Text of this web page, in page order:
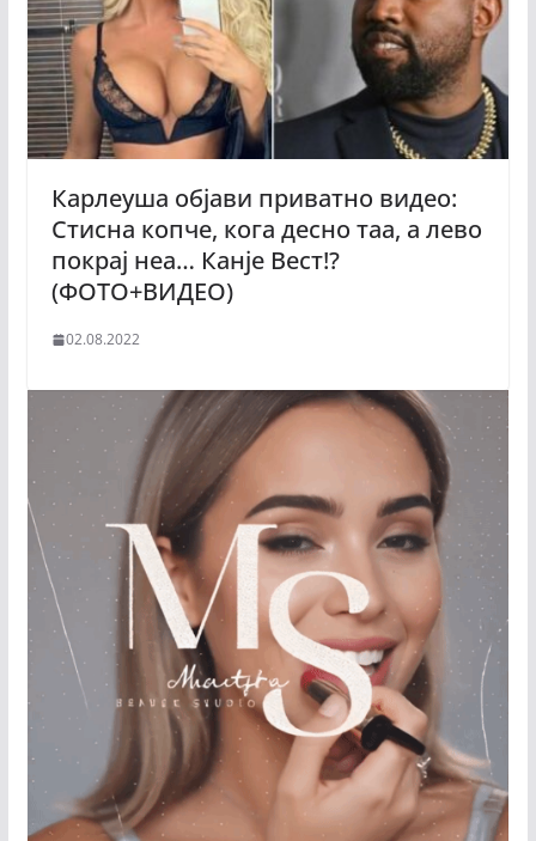
Карлеуша објави приватно видео:
Стисна копче, кога десно таа, а лево
покрај неа… Канје Вест!?
(ФОТО+ВИДЕО)
02.08.2022